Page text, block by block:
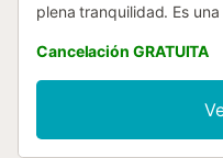
plena tranquilidad. Es
con tus amigos. La casa
la cual dispone de 3
matrimonio cada uno y
individuales. Dispone de
totalmente equipada.
Cancelación GRATUITA